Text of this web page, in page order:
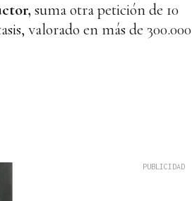
suma otra petición de 10
valorado en más de 300.000